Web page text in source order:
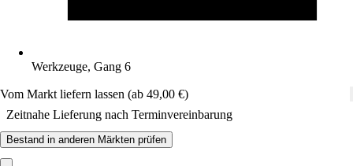
Werkzeuge, Gang 6
Vom Markt liefern lassen (ab 49,00 €)
Zeitnahe Lieferung nach Terminvereinbarung
Bestand in anderen Märkten prüfen